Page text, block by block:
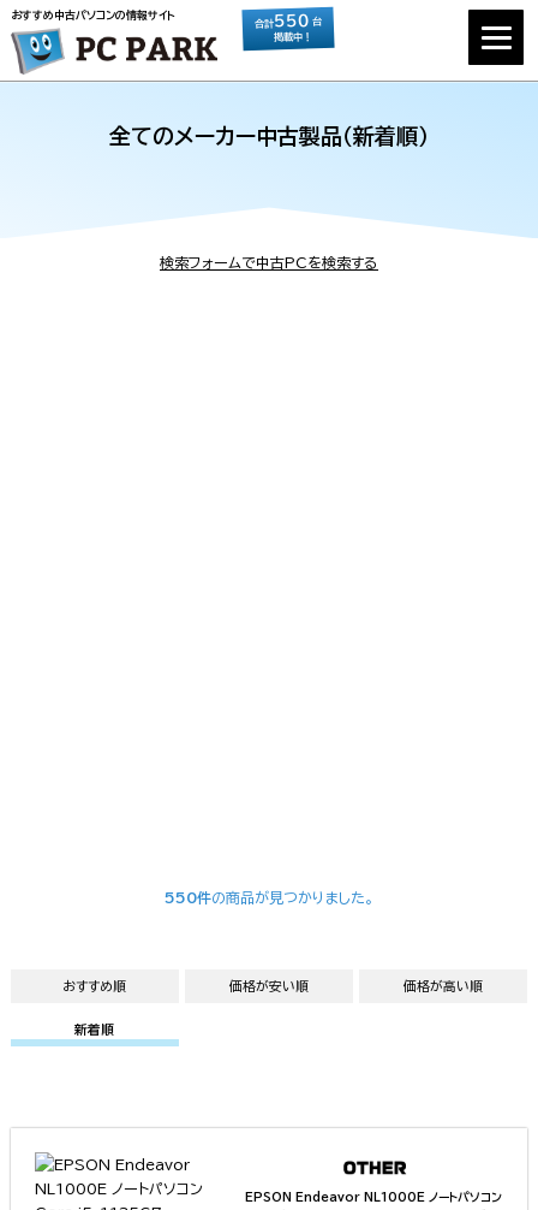
おすすめ中古パソコンの情報サイト
合計550 台
掲載中！
全てのメーカー中古製品（新着順）
検索フォームで中古PCを検索する
550件の商品が見つかりました。
おすすめ順 価格が安い順 価格が高い順
新着順
EPSON Endeavor NL1000E ノートパソコン